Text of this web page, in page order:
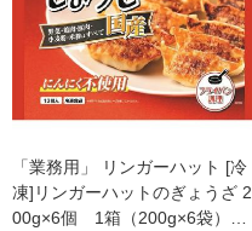
「業務用」 リンガーハット [冷
凍]リンガーハットのぎょうざ 2
00g×6個 1箱（200g×6袋）